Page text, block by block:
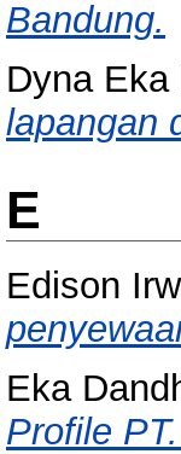
Bandung.
Dyna Eka
lapangan
E
Edison
Eka
Profile